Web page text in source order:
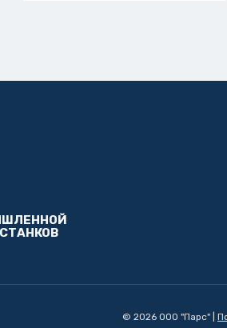
© 2026 ООО "Парс" |